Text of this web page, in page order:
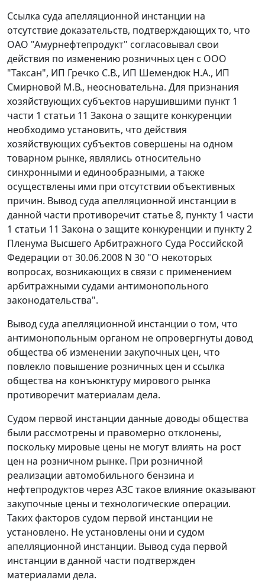
Ссылка суда апелляционной инстанции на
отсутствие доказательств, подтверждающих то, что
ОАО "Амурнефтепродукт" согласовывал свои
действия по изменению розничных цен с ООО
"Таксан", ИП Гречко С.В., ИП Шемендюк Н.А., ИП
Смирновой М.В., неосновательна. Для признания
хозяйствующих субъектов нарушившими пункт 1
части 1 статьи 11 Закона о защите конкуренции
необходимо установить, что действия
хозяйствующих субъектов совершены на одном
товарном рынке, являлись относительно
синхронными и единообразными, а также
осуществлены ими при отсутствии объективных
причин. Вывод суда апелляционной инстанции в
данной части противоречит статье 8, пункту 1 части
1 статьи 11 Закона о защите конкуренции и пункту 2
Пленума Высшего Арбитражного Суда Российской
Федерации от 30.06.2008 N 30 "О некоторых
вопросах, возникающих в связи с применением
арбитражными судами антимонопольного
законодательства".
Вывод суда апелляционной инстанции о том, что
антимонопольным органом не опровергнуты довод
общества об изменении закупочных цен, что
повлекло повышение розничных цен и ссылка
общества на конъюнктуру мирового рынка
противоречит материалам дела.
Судом первой инстанции данные доводы общества
были рассмотрены и правомерно отклонены,
поскольку мировые цены не могут влиять на рост
цен на розничном рынке. При розничной
реализации автомобильного бензина и
нефтепродуктов через АЗС такое влияние оказывают
закупочные цены и технологические операции.
Таких факторов судом первой инстанции не
установлено. Не установлены они и судом
апелляционной инстанции. Вывод суда первой
инстанции в данной части подтвержден
материалами дела.